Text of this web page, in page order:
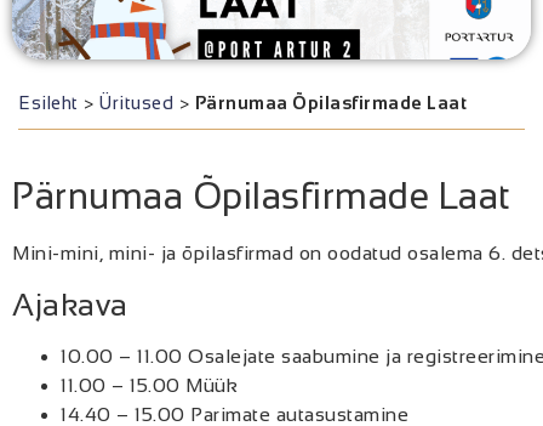
Esileht > Üritused > Pärnumaa Õpilasfirmade Laat
Pärnumaa Õpilasfirmade Laat
Mini-mini, mini- ja õpilasfirmad on oodatud osalema 6.
Ajakava
10.00 – 11.00 Osalejate saabumine ja
11.00 – 15.00 Müük
14.40 – 15.00 Parimate autasustamine